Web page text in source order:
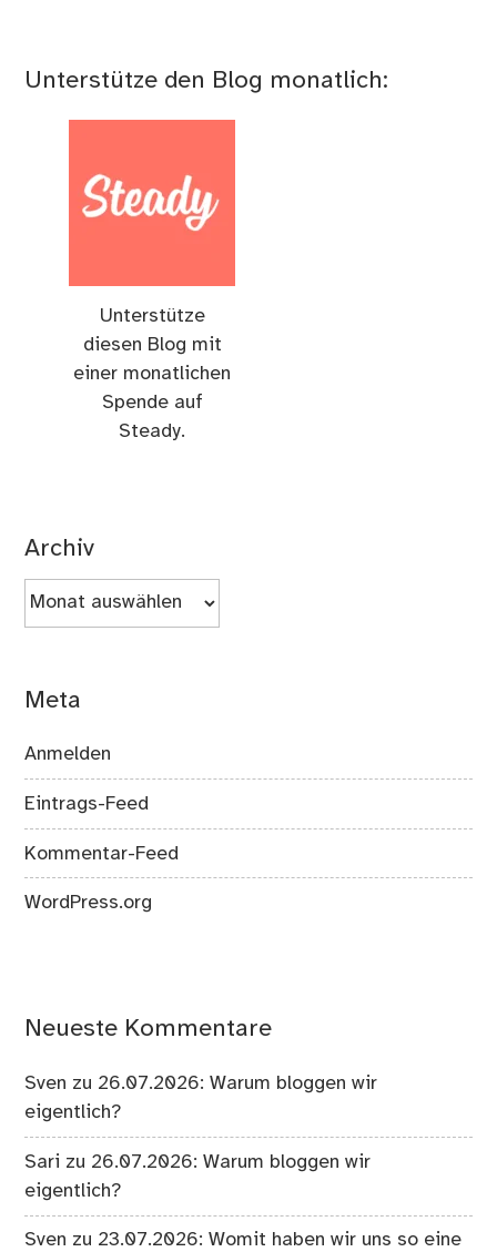
Unterstütze den Blog monatlich:
Unterstütze
diesen Blog mit
einer monatlichen
Spende auf
Steady.
Archiv
Archiv
Meta
Anmelden
Eintrags-Feed
Kommentar-Feed
WordPress.org
Neueste Kommentare
Sven zu 26.07.2026: Warum bloggen wir
eigentlich?
Sari zu 26.07.2026: Warum bloggen wir
eigentlich?
Sven zu 23.07.2026: Womit haben wir uns so eine